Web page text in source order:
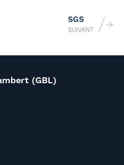
SGS
SUIVANT
(GBL)